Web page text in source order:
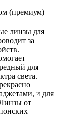
(премиум)
линзы для
за
для
света.
и для
от